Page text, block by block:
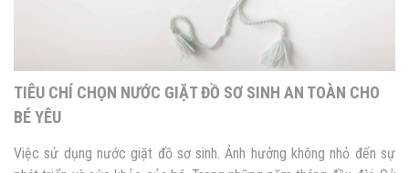
TIÊU CHÍ CHỌN NƯỚC GIẶT ĐỒ SƠ SINH AN TOÀN CHO
BÉ YÊU
Việc sử dụng nước giặt đồ sơ sinh. Ảnh hưởng không nhỏ đến sự